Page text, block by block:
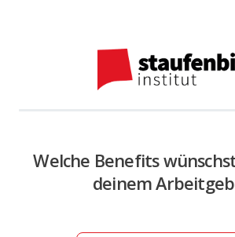
Welche Benefits
deinem